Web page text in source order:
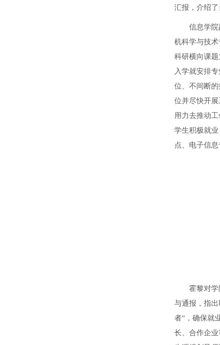
汇报，介绍
信息学
机科学与技
科研横向课
入学就安排
位、不间断
位并尽快开
用力去推动
学生积极就
点、电子信
霍黎对
与通报，指
者”，确保就
长、合作企